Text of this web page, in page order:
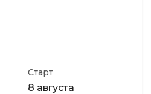
Старт
8 августа